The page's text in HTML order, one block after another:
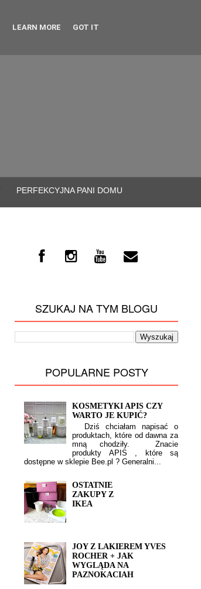
PERFEKCYJNA PANI DOMU
SZUKAJ NA TYM BLOGU
POPULARNE POSTY
KOSMETYKI APIS CZY
WARTO JE KUPIĆ?
Dziś chciałam napisać o
produktach, które od dawna za
mną chodziły. Znacie
produkty APIS , które są
dostępne w sklepie Bee.pl ? Generalni...
OSTATNIE
ZAKUPY Z
IKEA
JOY Z LAKIEREM YVES
ROCHER + JAK
WYGLĄDA NA
PAZNOKACIAH
LEARN MORE GOT IT